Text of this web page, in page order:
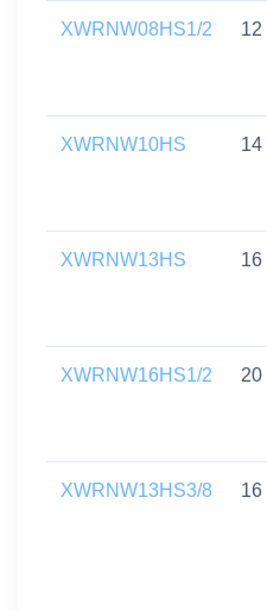
XWRNW08HS1/2 12
XWRNW10HS 14
XWRNW13HS 16
XWRNW16HS1/2 20
XWRNW13HS3/8 16